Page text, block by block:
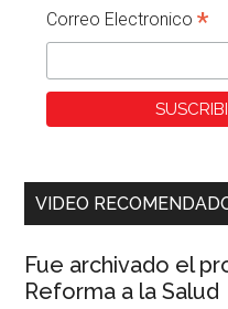
Correo Electronico*
VIDEO
Fue archivado el
Reforma a la Salud